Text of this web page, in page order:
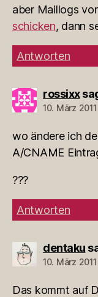
aber Maillogs
schicken, dann
Antworten
rossixx
10. März
wo ändere ich
A/CNAME
???
Antworten
dentaku
10. März
Das kommt auf